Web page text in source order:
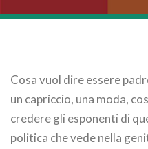
Cosa vuol dire essere
un capriccio, una moda,
credere gli esponenti di
politica che vede nella